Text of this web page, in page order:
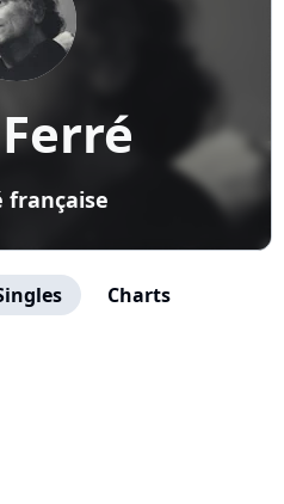
française
Charts